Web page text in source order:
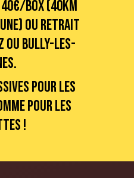
box (40km
ou retrait
ou Bully-les-
pour les
pour les
!